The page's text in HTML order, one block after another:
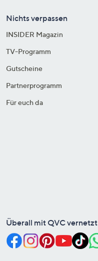
Nichts verpassen
INSIDER Magazin
TV-Programm
Gutscheine
Partnerprogramm
Für euch da
Überall mit QVC vernetzt